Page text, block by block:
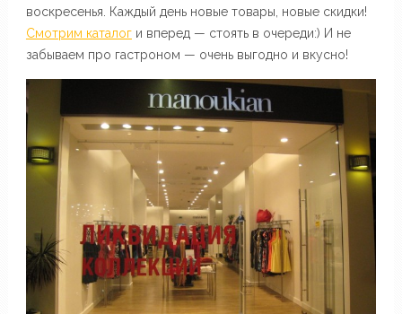
воскресенья. Каждый день новые товары, новые скидки!
Смотрим каталоги вперед — стоять в очереди:) И не
забываем про гастроном — очень выгодно и вкусно!